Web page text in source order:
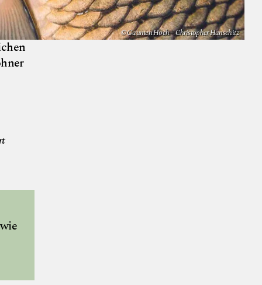
© Gaumen Hoch – Christopher Hanschitz